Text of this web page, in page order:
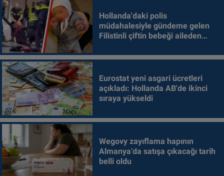
Hollanda'daki polis
müdahalesiyle gündeme gelen
Filistinli çiftin bebeği aileden
Eurostat yeni asgari ücretleri
açıkladı: Hollanda AB'de ikinci
sıraya yükseldi
Wegovy zayıflama hapının
Almanya’da satışa çıkacağı tarih
belli oldu